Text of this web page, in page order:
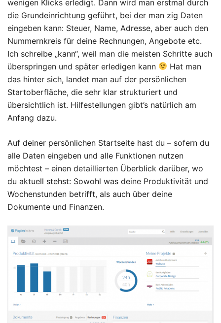
wenigen Klicks erledigt. Dann wird man erstmal durch
die Grundeinrichtung geführt, bei der man zig Daten
eingeben kann: Steuer, Name, Adresse, aber auch den
Nummernkreis für deine Rechnungen, Angebote etc.
Ich schreibe „kann“, weil man die meisten Schritte auch
überspringen und später erledigen kann
Hat man
das hinter sich, landet man auf der persönlichen
Startoberfläche, die sehr klar strukturiert und
übersichtlich ist. Hilfestellungen gibt’s natürlich am
Anfang dazu.
Auf deiner persönlichen Startseite hast du – sofern du
alle Daten eingeben und alle Funktionen nutzen
möchtest – einen detaillierten Überblick darüber, wo
du aktuell stehst: Sowohl was deine Produktivität und
Wochenstunden betrifft, als auch über deine
Dokumente und Finanzen.